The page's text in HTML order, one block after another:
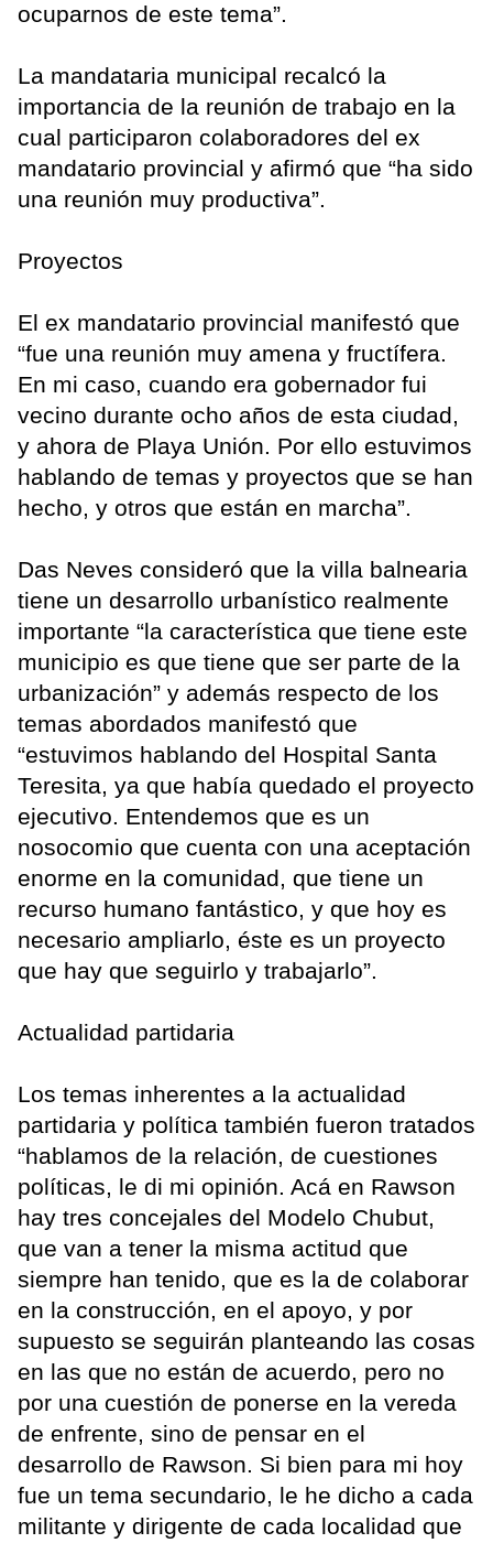
ocuparnos de este tema”.
La mandataria municipal recalcó la
importancia de la reunión de trabajo en la
cual participaron colaboradores del ex
mandatario provincial y afirmó que “ha sido
una reunión muy productiva”.
Proyectos
El ex mandatario provincial manifestó que
“fue una reunión muy amena y fructífera.
En mi caso, cuando era gobernador fui
vecino durante ocho años de esta ciudad,
y ahora de Playa Unión. Por ello estuvimos
hablando de temas y proyectos que se han
hecho, y otros que están en marcha”.
Das Neves consideró que la villa balnearia
tiene un desarrollo urbanístico realmente
importante “la característica que tiene este
municipio es que tiene que ser parte de la
urbanización” y además respecto de los
temas abordados manifestó que
“estuvimos hablando del Hospital Santa
Teresita, ya que había quedado el proyecto
ejecutivo. Entendemos que es un
nosocomio que cuenta con una aceptación
enorme en la comunidad, que tiene un
recurso humano fantástico, y que hoy es
necesario ampliarlo, éste es un proyecto
que hay que seguirlo y trabajarlo”.
Actualidad partidaria
Los temas inherentes a la actualidad
partidaria y política también fueron tratados
“hablamos de la relación, de cuestiones
políticas, le di mi opinión. Acá en Rawson
hay tres concejales del Modelo Chubut,
que van a tener la misma actitud que
siempre han tenido, que es la de colaborar
en la construcción, en el apoyo, y por
supuesto se seguirán planteando las cosas
en las que no están de acuerdo, pero no
por una cuestión de ponerse en la vereda
de enfrente, sino de pensar en el
desarrollo de Rawson. Si bien para mi hoy
fue un tema secundario, le he dicho a cada
militante y dirigente de cada localidad que